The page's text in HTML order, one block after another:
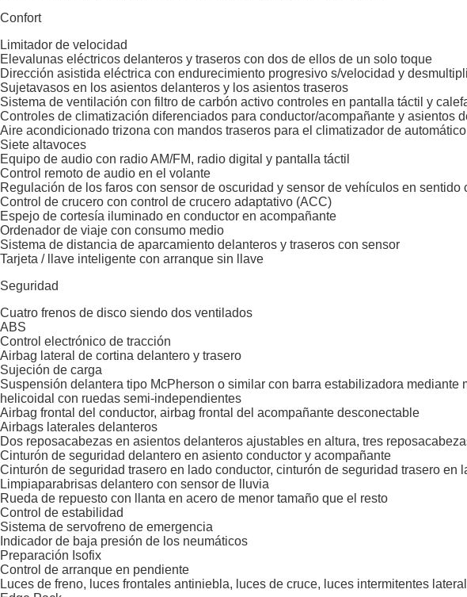
Confort
Limitador de velocidad
Elevalunas eléctricos delanteros y traseros con dos de ellos de un solo toque
Dirección asistida eléctrica con endurecimiento progresivo s/velocidad y
Sujetavasos en los asientos delanteros y los asientos traseros
Sistema de ventilación con filtro de carbón activo controles en pantalla táctil y
Controles de climatización diferenciados para conductor/acompañante y asientos
Aire acondicionado trizona con mandos traseros para el climatizador de automático
Siete altavoces
Equipo de audio con radio AM/FM, radio digital y pantalla táctil
Control remoto de audio en el volante
Regulación de los faros con sensor de oscuridad y sensor de vehículos en sentido
Control de crucero con control de crucero adaptativo (ACC)
Espejo de cortesía iluminado en conductor en acompañante
Ordenador de viaje con consumo medio
Sistema de distancia de aparcamiento delanteros y traseros con sensor
Tarjeta / llave inteligente con arranque sin llave
Seguridad
Cuatro frenos de disco siendo dos ventilados
ABS
Control electrónico de tracción
Airbag lateral de cortina delantero y trasero
Sujeción de carga
Suspensión delantera tipo McPherson o similar con barra estabilizadora
helicoidal con ruedas semi-independientes
Airbag frontal del conductor, airbag frontal del acompañante desconectable
Airbags laterales delanteros
Dos reposacabezas en asientos delanteros ajustables en altura, tres
Cinturón de seguridad delantero en asiento conductor y acompañante
Cinturón de seguridad trasero en lado conductor, cinturón de seguridad trasero
Limpiaparabrisas delantero con sensor de lluvia
Rueda de repuesto con llanta en acero de menor tamaño que el resto
Control de estabilidad
Sistema de servofreno de emergencia
Indicador de baja presión de los neumáticos
Preparación Isofix
Control de arranque en pendiente
Luces de freno, luces frontales antiniebla, luces de cruce, luces intermitentes